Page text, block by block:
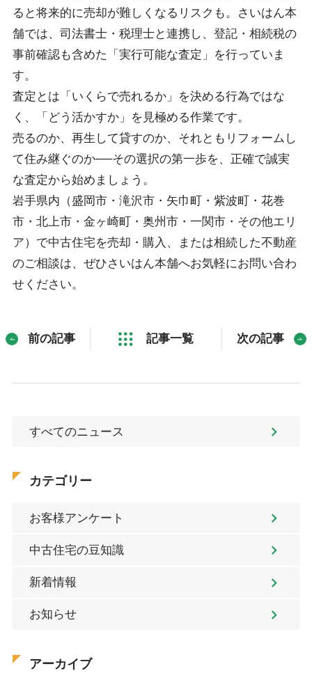
ると将来的に売却が難しくなるリスクも。さいはん本
舗では、司法書士・税理士と連携し、登記・相続税の
事前確認も含めた「実行可能な査定」を行っていま
す。
査定とは「いくらで売れるか」を決める行為ではな
く、「どう活かすか」を見極める作業です。
売るのか、再生して貸すのか、それともリフォームし
て住み継ぐのか──その選択の第一歩を、正確で誠実
な査定から始めましょう。
岩手県内（盛岡市・滝沢市・矢巾町・紫波町・花巻
市・北上市・金ヶ崎町・奥州市・一関市・その他エリ
ア）で中古住宅を売却・購入、または相続した不動産
のご相談は、ぜひさいはん本舗へお気軽にお問い合わ
せください。
前の記事 記事一覧 次の記事
すべてのニュース
カテゴリー
お客様アンケート
中古住宅の豆知識
新着情報
お知らせ
アーカイブ